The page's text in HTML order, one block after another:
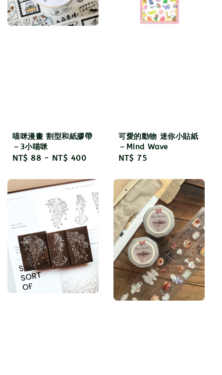
喵咪漫畫 割型和紙膠帶
－3小喵咪
Regular
NT$ 88 - NT$ 400
可愛的動物 迷你小貼紙
－Mind Wave
Regular
NT$ 75